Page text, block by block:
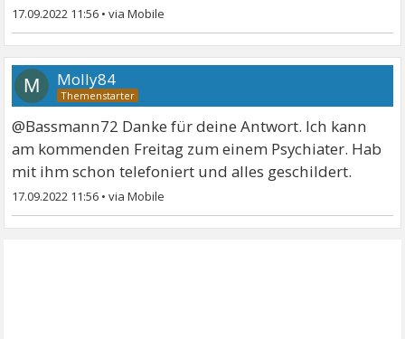
17.09.2022 11:56 •
M Molly84
@Bassmann72 Danke für deine Antwort. Ich kann
am kommenden Freitag zum einem Psychiater. Hab
mit ihm schon telefoniert und alles geschildert.
17.09.2022 11:56 •